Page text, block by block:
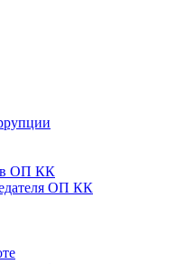
ОП КК
ОП КК